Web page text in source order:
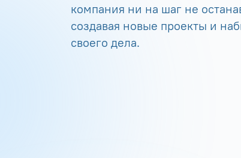
компания ни на шаг не
создавая новые проекты и
своего дела.